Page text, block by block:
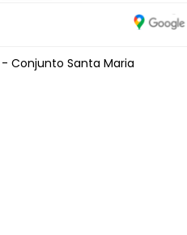
Conjunto Santa Maria